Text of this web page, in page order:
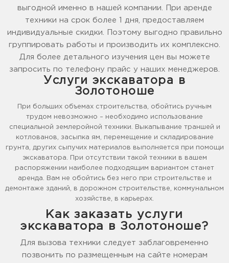
выгодной именно в нашей компании. При аренде
техники на срок более 1 дня, предоставляем
индивидуальные скидки. Поэтому выгодно правильно
группировать работы и производить их комплексно.
Для более детального изучения цен вы можете
запросить по телефону прайс у наших менеджеров.
Услуги экскаватора в
Золотоноше
При больших объемах строительства, обойтись ручным
трудом невозможно – необходимо использование
специальной землеройной техники. Выкапывание траншей и
котлованов, засыпка ям, перемещение и складирование
грунта, других сыпучих материалов выполняется при помощи
экскаватора. При отсутствии такой техники в вашем
распоряжении наиболее подходящим вариантом станет
аренда. Вам не обойтись без него при строительстве и
демонтаже зданий, в дорожном строительстве, коммунальном
хозяйстве, в карьерах.
Как заказать услуги
экскаватора в Золотоноше?
Для вызова техники следует заблаговременно
позвонить по размещенным на сайте номерам